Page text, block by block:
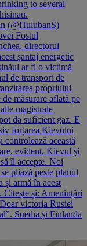
to several
(@HulubanS)
Fostul
directorul
șantaj energetic
ar fi o victimă
de transport de
propriului
măsurare aflată pe
magistrale
da suficient gaz. E
forțarea Kievului
controlează această
evident, Kievul și
îl accepte. Noi
pliază peste planul
și armă în acest
Citește și: Amenințări
victoria Rusiei
Suedia și Finlanda